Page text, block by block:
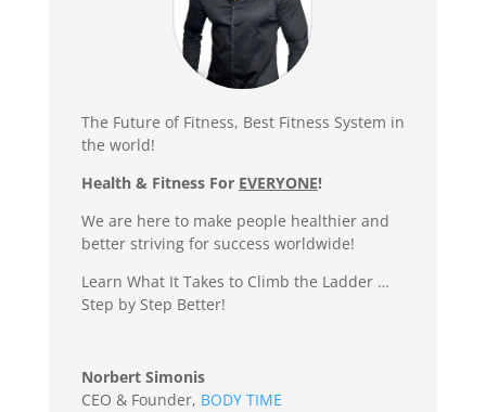
The Future of Fitness, Best Fitness System in
the world!
Health & Fitness For EVERYONE!
We are here to make people healthier and
better striving for success worldwide!
Learn What It Takes to Climb the Ladder …
Step by Step Better!
Norbert Simonis
CEO & Founder, BODY TIME